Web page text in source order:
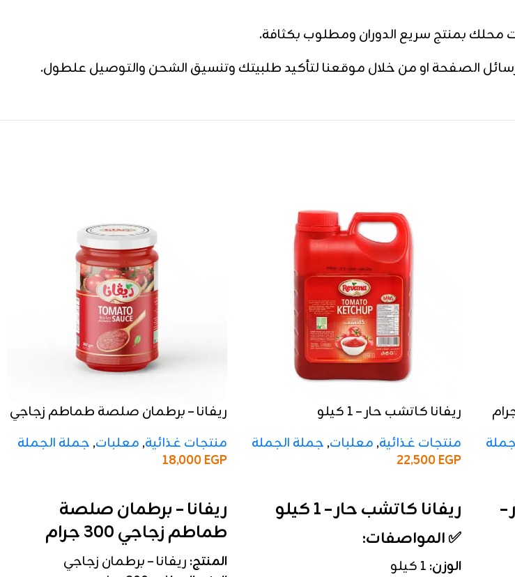
بمنتج سريع الدوران ومطلوب بكثافة.
الصفحة او من خلال موقعنا لتأكيد طلبيتك وتنسيق الشحن والتوصيل علطول.
–
ريفانا كاتشب حار – 1 كيلو
منتجات غذائية, معلبات, جملة الجملة
22,500EGP
ريفانا كاتشب حار – 1 كيلو
✅ المواصفات:
الوزن:
ريفانا – برطمان صلصة طماطم زجاجي
منتجات غذائية, معلبات, جملة الجملة
18,000EGP
ريفانا – برطمان صلصة
طماطم زجاجي 300 جرام
المنتج: ريفانا – برطمان زجاجي